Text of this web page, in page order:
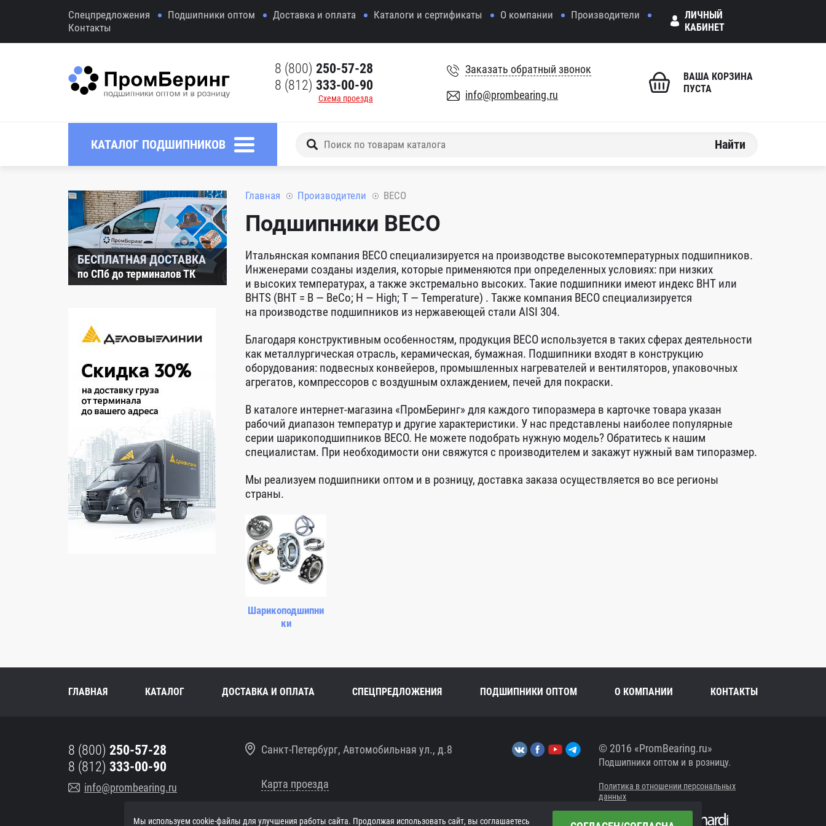
Спецпредложения Подшипники оптом Доставка и оплата Каталоги и сертификаты О компании
Производители
Контакты
ЛИЧНЫЙ
КАБИНЕТ
8 (800) 250-57-28
8 (812) 333-00-90
Схема проезда
Заказать обратный звонок
info@prombearing.ru
ВАША КОРЗИНА
ПУСТА
КАТАЛОГ ПОДШИПНИКОВ Найти
БЕСПЛАТНАЯ ДОСТАВКА
по СПб до терминалов ТК
Главная Производители BECO
Подшипники BECO
Итальянская компания BECO специализируется на производстве высокотемпературных подшипников.
Инженерами созданы изделия, которые применяются при определенных условиях: при низких
и высоких температурах, а также экстремально высоких. Такие подшипники имеют индекс BHT или
BHTS (BHT = B — BeCo; H — High; T — Temperature) . Также компания BECO специализируется
на производстве подшипников из нержавеющей стали AISI 304.
Благодаря конструктивным особенностям, продукция BECO используется в таких сферах деятельности
как металлургическая отрасль, керамическая, бумажная. Подшипники входят в конструкцию
оборудования: подвесных конвейеров, промышленных нагревателей и вентиляторов, упаковочных
агрегатов, компрессоров с воздушным охлаждением, печей для покраски.
В каталоге интернет-магазина «ПромБеринг» для каждого типоразмера в карточке товара указан
рабочий диапазон температур и другие характеристики. У нас представлены наиболее популярные
серии шарикоподшипников BECO. Не можете подобрать нужную модель? Обратитесь к нашим
специалистам. При необходимости они свяжутся с производителем и закажут нужный вам типоразмер.
Мы реализуем подшипники оптом и в розницу, доставка заказа осуществляется во все регионы
страны.
Шарикоподшипни
ки
ГЛАВНАЯ КАТАЛОГ ДОСТАВКА И ОПЛАТА СПЕЦПРЕДЛОЖЕНИЯ ПОДШИПНИКИ ОПТОМ О КОМПАНИИ КОНТАКТЫ
8 (800) 250-57-28
8 (812) 333-00-90
info@prombearing.ru
Санкт-Петербург, Автомобильная ул., д.8
Карта проезда
© 2016 «PromBearing.ru»
Подшипники оптом и в розницу.
Политика в отношении персональных
данных
Сайт разработан в
Мы используем cookie-файлы для улучшения работы сайта. Продолжая использовать сайт, вы соглашаетесь